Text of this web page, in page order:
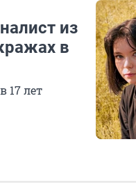
из
в
17 лет